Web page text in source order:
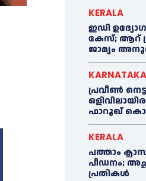
KERALA
ഇഡി
കേസ്; ആറ്
ജാമ്യം
KARNATAKA
പ്രവീണ്‍
ഫാറൂഖ്
KERALA
പത്താം
പീഡനം;
പ്രതികള്‍